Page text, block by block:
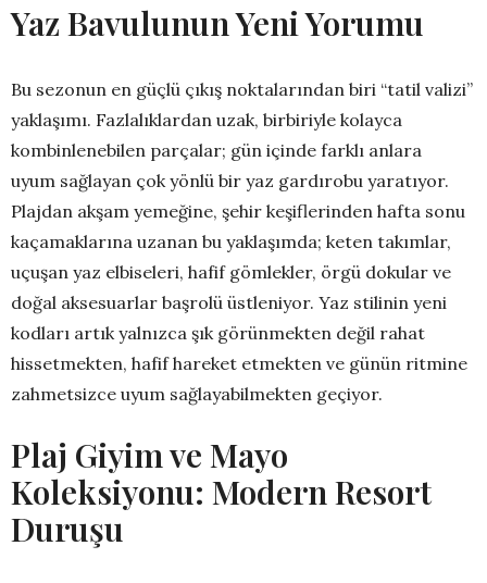
Yaz Bavulunun Yeni Yorumu
Bu sezonun en güçlü çıkış noktalarından biri “tatil valizi”
yaklaşımı. Fazlalıklardan uzak, birbiriyle kolayca
kombinlenebilen parçalar; gün içinde farklı anlara
uyum sağlayan çok yönlü bir yaz gardırobu yaratıyor.
Plajdan akşam yemeğine, şehir keşiflerinden hafta sonu
kaçamaklarına uzanan bu yaklaşımda; keten takımlar,
uçuşan yaz elbiseleri, hafif gömlekler, örgü dokular ve
doğal aksesuarlar başrolü üstleniyor. Yaz stilinin yeni
kodları artık yalnızca şık görünmekten değil rahat
hissetmekten, hafif hareket etmekten ve günün ritmine
zahmetsizce uyum sağlayabilmekten geçiyor.
Plaj Giyim ve Mayo
Koleksiyonu: Modern Resort
Duruşu